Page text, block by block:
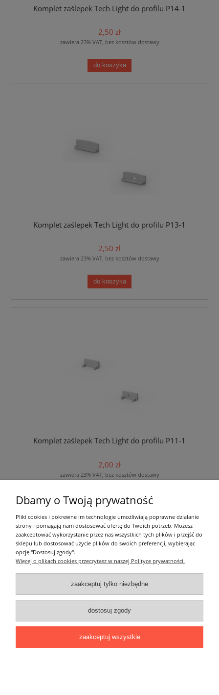
Komplet zaślepek Tech Light do profilu P14-1
2,50 zł
zawiera 23% VAT, bez kosztów dostawy
do koszyka
Komplet zaślepek Tech Light do profilu P13-1
2,50 zł
zawiera 23% VAT, bez kosztów dostawy
do koszyka
Komplet zaślepek Tech Light do profilu P11-1
2,00 zł
zawiera 23% VAT, bez kosztów dostawy
do koszyka
Dbamy o Twoją prywatność
Pliki cookies i pokrewne im technologie umożliwiają poprawne działanie
strony i pomagają nam dostosować ofertę do Twoich potrzeb. Możesz
zaakceptować wykorzystanie przez nas wszystkich tych plików i przejść do
sklepu lub dostosować użycie plików do swoich preferencji, wybierając
opcję "Dostosuj zgody".
Więcej o plikach cookies przeczytasz w naszej Polityce prywatności.
zaakceptuj tylko niezbędne
dostosuj zgody
zaakceptuj wszystkie